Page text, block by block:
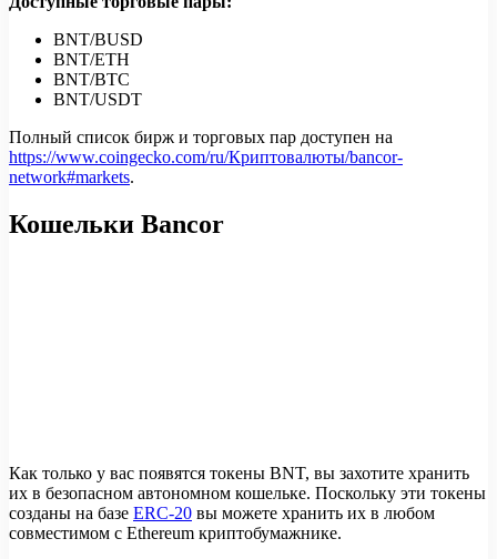
BNT/BUSD
BNT/ETH
BNT/BTC
BNT/USDT
Полный список бирж и торговых пар доступен на
https://www.coingecko.com/ru/Криптовалюты/bancor-
network#markets.
Кошельки Bancor
Как только у вас появятся токены BNT, вы захотите хранить
их в безопасном автономном кошельке. Поскольку эти токены
созданы на базе ERC-20 вы можете хранить их в любом
совместимом с Ethereum криптобумажнике.